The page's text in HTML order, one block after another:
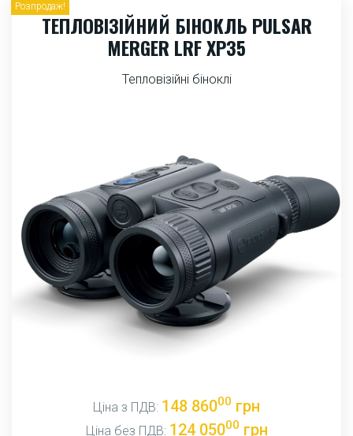
Розпродаж!
ТЕПЛОВІЗІЙНИЙ БІНОКЛЬ PULSAR
MERGER LRF XP35
Тепловізійні біноклі
Ціна з ПДВ: 148 86000 грн
Ціна без ПДВ: 124 05000 грн